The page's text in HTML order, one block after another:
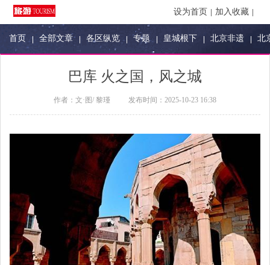
设为首页 加入收藏
首页 全部文章 各区纵览 专题 皇城根下 北京非遗 北
巴库 火之国，风之城
作者： 文·图/ 黎瑾 发布时间： 2025-10-23 16:38